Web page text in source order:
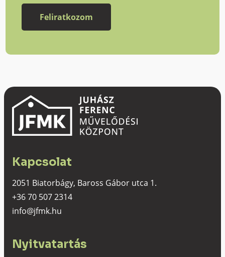
Kapcsolat
2051 Biatorbágy, Baross Gábor utca 1.
+36 70 507 2314
info@jfmk.hu
Nyitvatartás